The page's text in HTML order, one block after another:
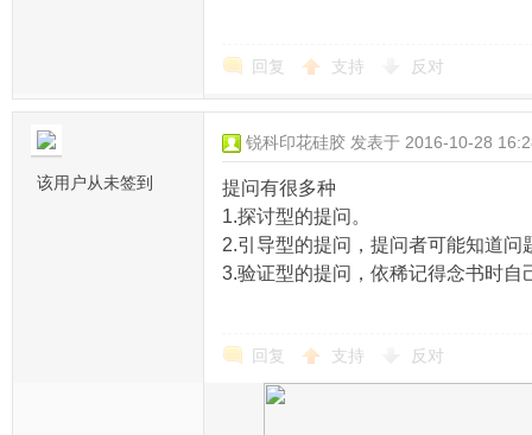
回复 支持 反对
该用户从未签到
锐科印花硅胶 发表于 2016-10-28
提问有很多种
1.探讨型的提问。
2.引导型的提问，提问者可能知道
3.验证型的提问，依稀记得念书时
回复 支持 反对